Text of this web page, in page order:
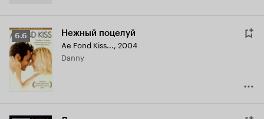
Рейтинг
Кинопоиска
6.6
6.6 Нежный поцелуй
Ae Fond Kiss..., 2004
Danny